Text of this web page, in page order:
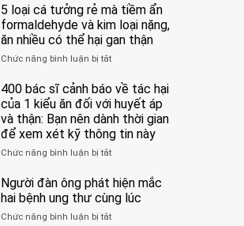
“Xoắn
900
độ,
không
kịp
4
nhóm
người
được
bác
cảnh
báo
“ĐỪNG
GẮNG
SỨC!”
miệng:
Bác
Bệnh
viện
đồng
1
ra
cảnh
báo
người
Việt
đang
uống
cà
theo
3
kiểu
“hại
thân”
mà
biết
5 loại cá tưởng rẻ mà tiềm ẩn
formaldehyde và kim loại nặng,
ăn nhiều có thể hại gan thận
Chức năng bình luận bị tắtở
loại
cá
tưởng
rẻ
mà
tiềm
formaldehyde
kim
loại
400 bác sĩ cảnh báo về tác hại
của 1 kiểu ăn đối với huyết áp
và thận: Bạn nên dành thời gian
để xem xét kỹ thông tin này
Chức năng bình luận bị tắtở
bác
cảnh
báo
Người đàn ông phát hiện mắc
hai bệnh ung thư cùng lúc
Chức năng bình luận bị tắtở